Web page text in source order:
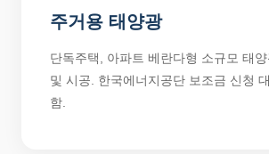
주거용 태양광
단독주택, 아파트 베란다형 소규모 태
및 시공. 한국에너지공단 보조금 신청
함.